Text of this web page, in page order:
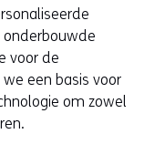
voor de
een basis voor
om zowel